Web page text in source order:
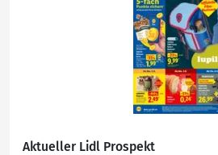
Aktueller Lidl Prospekt